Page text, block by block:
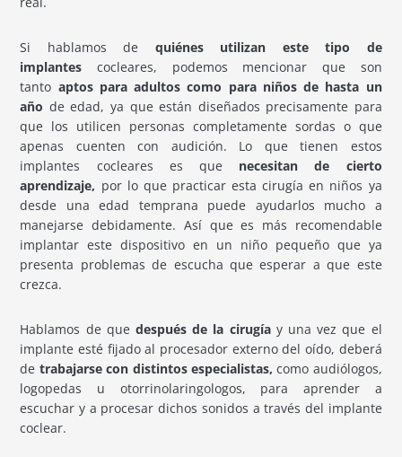
Si hablamos de quiénes utilizan este tipo de
implantes cocleares, podemos mencionar que son
tanto aptos para adultos como para niños de hasta un
año de edad, ya que están diseñados precisamente para
que los utilicen personas completamente sordas o que
apenas cuenten con audición. Lo que tienen estos
implantes cocleares es que necesitan de cierto
aprendizaje, por lo que practicar esta cirugía en niños ya
desde una edad temprana puede ayudarlos mucho a
manejarse debidamente. Así que es más recomendable
implantar este dispositivo en un niño pequeño que ya
presenta problemas de escucha que esperar a que este
crezca.
Hablamos de que después de la cirugíay una vez que el
implante esté fijado al procesador externo del oído, deberá
de trabajarse con distintos especialistas, como audiólogos,
logopedas u otorrinolaringologos, para aprender a
escuchar y a procesar dichos sonidos a través del implante
coclear.